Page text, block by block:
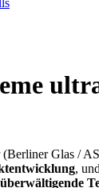
(Berliner Glas /
, und
überwältigende